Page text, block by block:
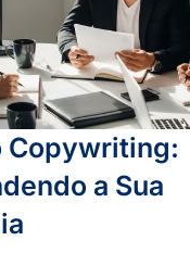
Copywriting:
a Sua